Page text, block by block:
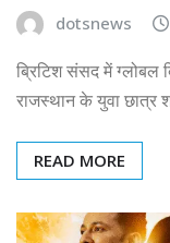
dotsnews
ब्रिटिश संसद में ग्लोबल
राजस्थान के युवा छात्र
READ MORE